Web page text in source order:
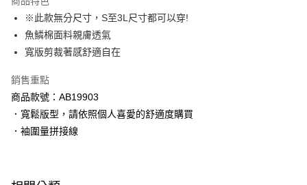
付款後萊爾富取貨
每筆NT$60，滿NT$1,000(含以上)免運費
7-11取貨付款
每筆NT$60，滿NT$1,000(含以上)免運費
付款後7-11取貨
每筆NT$60，滿NT$1,000(含以上)免運費
※此款無分尺寸，S至3L尺寸都可以穿!
魚鱗棉面料親膚透氣
寬版剪裁著感舒適自在
銷售重點
商品款號：AB19903
．寬鬆版型，請依照個人喜愛的舒適度購買
．袖圍量拼接線